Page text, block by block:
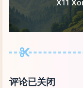
X11
评论已关闭